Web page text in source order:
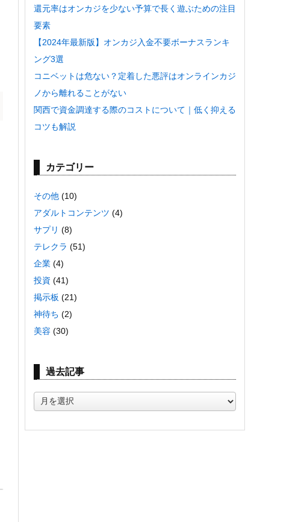
還元率はオンカジを少ない予算で長く遊ぶための注目
要素
【2024年最新版】オンカジ入金不要ボーナスランキ
ング3選
コニベットは危ない？定着した悪評はオンラインカジ
ノから離れることがない
関西で資金調達する際のコストについて｜低く抑える
コツも解説
カテゴリー
その他 (10)
アダルトコンテンツ (4)
サプリ (8)
テレクラ (51)
企業 (4)
投資 (41)
掲示板 (21)
神待ち (2)
美容 (30)
過去記事
去
事